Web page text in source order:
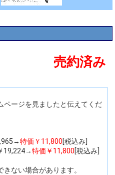
売約済み
ページを見ましたと伝えてくだ
特価￥11,800[税込み]
19,224→特価￥11,800[税込み]
ない場合があります。